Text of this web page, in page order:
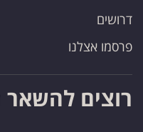
דרושים
פרסמו אצלנו
רוצים להשאר